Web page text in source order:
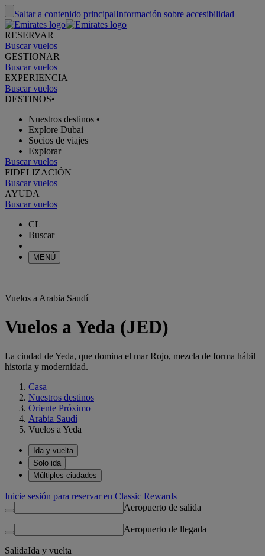
Saltar a contenido principalInformación sobre accesibilidad
RESERVAR
Buscar vuelos
GESTIONAR
Buscar vuelos
EXPERIENCIA
Buscar vuelos
DESTINOS•
Nuestros destinos •
Explore Dubai
Socios de viajes
Explorar
Buscar vuelos
FIDELIZACIÓN
Buscar vuelos
AYUDA
Buscar vuelos
CL
Buscar
MENÚ
Vuelos a Arabia Saudí
Vuelos a Yeda (JED)
La ciudad de Yeda, que domina el mar Rojo, mezcla de forma hábil
historia y modernidad.
Casa
Nuestros destinos
Oriente Próximo
Arabia Saudí
Vuelos a Yeda
Ida y vuelta
Solo ida
Múltiples ciudades
Inicie sesión para reservar en Classic Rewards
Aeropuerto de salida
Aeropuerto de llegada
SalidaIda y vuelta